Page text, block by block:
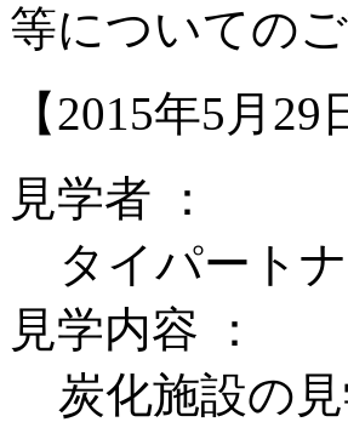
等についての
【2015年5月29
見学者 ：
タイパート
見学内容 ：
炭化施設の